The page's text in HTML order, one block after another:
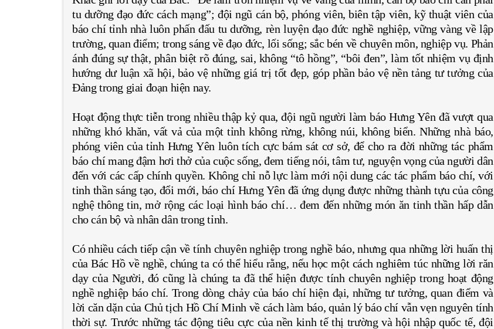
tu dưỡng đạo đức cách mạng”; đội ngũ cán bộ, phóng viên, biên tập viên, kỹ thuật viên của
báo chí tỉnh nhà luôn phấn đấu tu dưỡng, rèn luyện đạo đức nghề nghiệp, vững vàng về lập
trường, quan điểm; trong sáng về đạo đức, lối sống; sắc bén về chuyên môn, nghiệp vụ. Phản
ánh đúng sự thật, phân biệt rõ đúng, sai, không “tô hồng”, “bôi đen”, làm tốt nhiệm vụ định
hướng dư luận xã hội, bảo vệ những giá trị tốt đẹp, góp phần bảo vệ nền tảng tư tưởng của
Đảng trong giai đoạn hiện nay.
Hoạt động thực tiễn trong nhiều thập kỷ qua, đội ngũ người làm báo Hưng Yên đã vượt qua
những khó khăn, vất vả của một tỉnh không rừng, không núi, không biển. Những nhà báo,
phóng viên của tỉnh Hưng Yên luôn tích cực bám sát cơ sở, để cho ra đời những tác phẩm
báo chí mang đậm hơi thở của cuộc sống, đem tiếng nói, tâm tư, nguyện vọng của người dân
đến với các cấp chính quyền. Không chỉ nỗ lực làm mới nội dung các tác phẩm báo chí, với
tinh thần sáng tạo, đổi mới, báo chí Hưng Yên đã ứng dụng được những thành tựu của công
nghệ thông tin, mở rộng các loại hình báo chí… đem đến những món ăn tinh thần hấp dẫn
cho cán bộ và nhân dân trong tỉnh.
Có nhiều cách tiếp cận về tính chuyên nghiệp trong nghề báo, nhưng qua những lời huấn thị
của Bác Hồ về nghề, chúng ta có thể hiểu rằng, nếu học một cách nghiêm túc những lời răn
dạy của Người, đó cũng là chúng ta đã thể hiện được tính chuyên nghiệp trong hoạt động
nghề nghiệp báo chí. Trong dòng chảy của báo chí hiện đại, những tư tưởng, quan điểm và
lời căn dặn của Chủ tịch Hồ Chí Minh về cách làm báo, quản lý báo chí vẫn vẹn nguyên tính
thời sự. Trước những tác động tiêu cực của nền kinh tế thị trường và hội nhập quốc tế, đội